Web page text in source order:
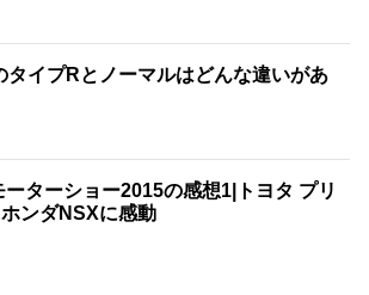
タイプRとノーマルはどんな違いがあ
ーターショー2015の感想1|トヨタ プリ
ンダNSXに感動